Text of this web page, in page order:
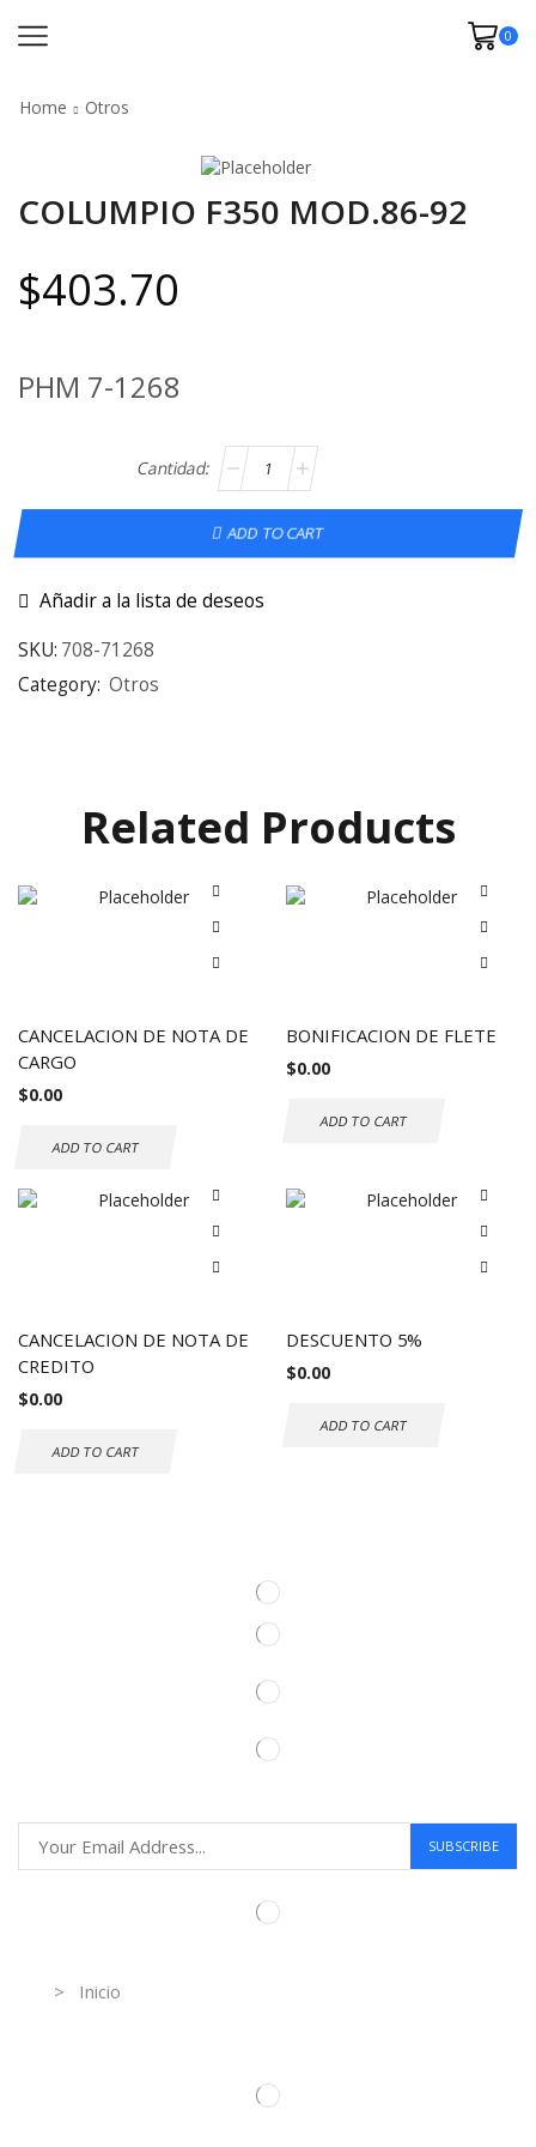
0
Home Otros
COLUMPIO F350 MOD.86-92
$403.70
PHM 7-1268
ADD TO CART
Añadir a la lista de deseos
SKU: 708-71268
Category: Otros
Related Products
CANCELACION DE NOTA DE
CARGO
$0.00
ADD TO CART
BONIFICACION DE FLETE
$0.00
ADD TO CART
CANCELACION DE NOTA DE
CREDITO
$0.00
ADD TO CART
DESCUENTO 5%
$0.00
ADD TO CART
> Inicio